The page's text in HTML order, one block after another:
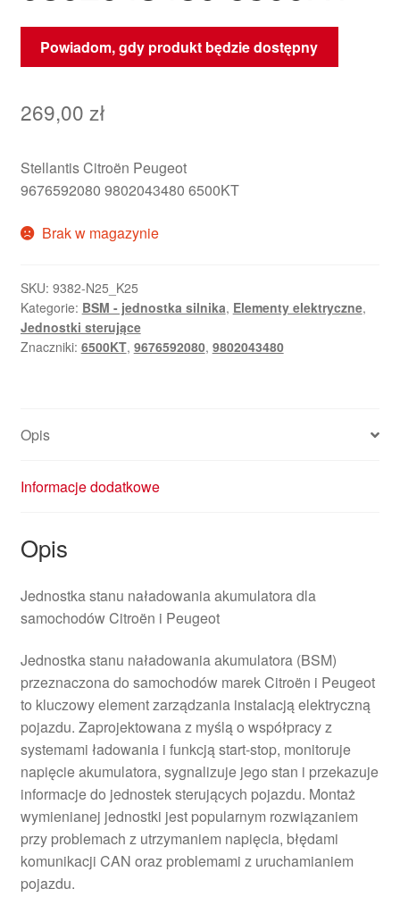
Powiadom, gdy produkt będzie dostępny
269,00 zł
Stellantis Citroën Peugeot
9676592080 9802043480 6500KT
Brak w magazynie
SKU: 9382-N25_K25
Kategorie: BSM - jednostka silnika, Elementy elektryczne,
Jednostki sterujące
Znaczniki: 6500KT, 9676592080, 9802043480
Opis
Informacje dodatkowe
Opis
Jednostka stanu naładowania akumulatora dla
samochodów Citroën i Peugeot
Jednostka stanu naładowania akumulatora (BSM)
przeznaczona do samochodów marek Citroën i Peugeot
to kluczowy element zarządzania instalacją elektryczną
pojazdu. Zaprojektowana z myślą o współpracy z
systemami ładowania i funkcją start‑stop, monitoruje
napięcie akumulatora, sygnalizuje jego stan i przekazuje
informacje do jednostek sterujących pojazdu. Montaż
wymienianej jednostki jest popularnym rozwiązaniem
przy problemach z utrzymaniem napięcia, błędami
komunikacji CAN oraz problemami z uruchamianiem
pojazdu.